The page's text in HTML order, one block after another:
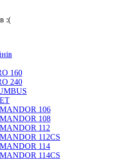
:(
160
240
106
108
112
112CS
114
114CS